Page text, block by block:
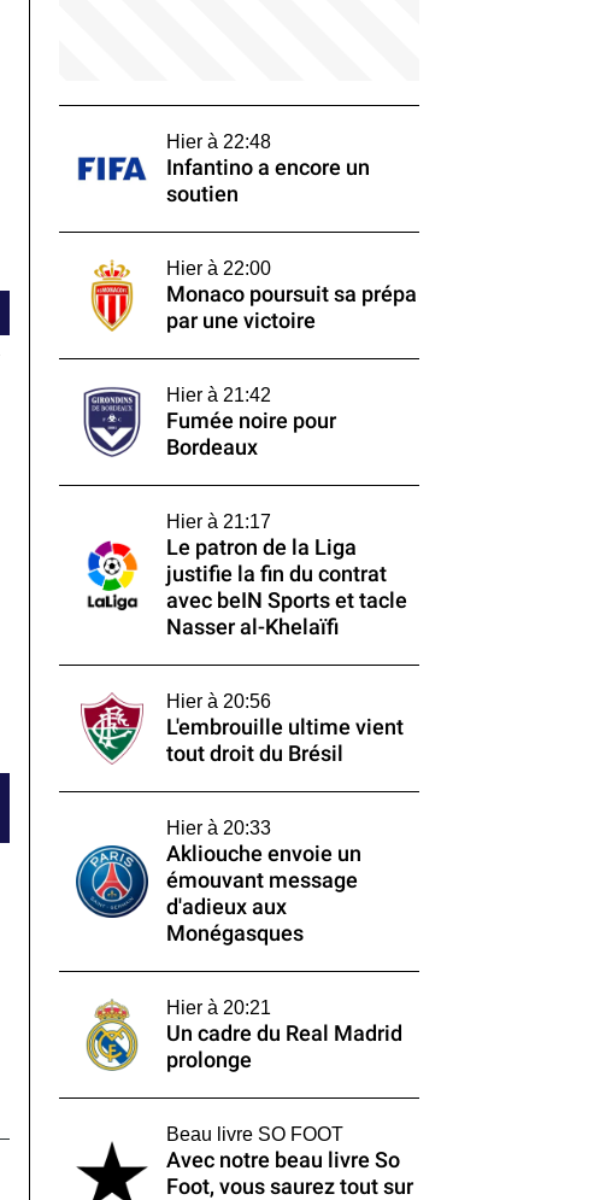
Hier à 22:48
Infantino a encore un
soutien
Hier à 22:00
Monaco poursuit sa prépa
par une victoire
Hier à 21:42
Fumée noire pour
Bordeaux
Hier à 21:17
Le patron de la Liga
justifie la fin du contrat
avec beIN Sports et tacle
Nasser al-Khelaïfi
Hier à 20:56
L'embrouille ultime vient
tout droit du Brésil
Hier à 20:33
Akliouche envoie un
émouvant message
d'adieux aux
Monégasques
Hier à 20:21
Un cadre du Real Madrid
prolonge
Beau livre SO FOOT
Avec notre beau livre So
Foot, vous saurez tout sur